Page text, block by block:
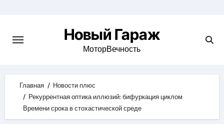
content
Новый Гараж
МоторВечность
Главная
Новости плюс
Рекуррентная оптика иллюзий: бифуркация циклом
Времени срока в стохастической среде